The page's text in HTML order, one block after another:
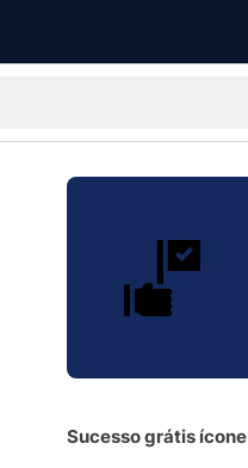
Sucesso grátis ícone